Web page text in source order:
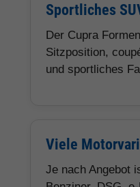
Sportliches
Der Cupra
Sitzposition,
und sportliches
Viele
Je nach Angebot